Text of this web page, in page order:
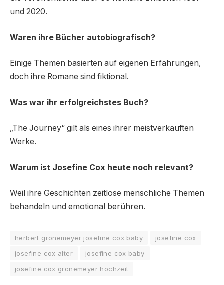
und 2020.
Waren ihre Bücher autobiografisch?
Einige Themen basierten auf eigenen Erfahrungen,
doch ihre Romane sind fiktional.
Was war ihr erfolgreichstes Buch?
„The Journey“ gilt als eines ihrer meistverkauften
Werke.
Warum ist Josefine Cox heute noch relevant?
Weil ihre Geschichten zeitlose menschliche Themen
behandeln und emotional berühren.
herbert grönemeyer josefine cox baby
josefine cox
josefine cox alter
josefine cox baby
josefine cox grönemeyer hochzeit